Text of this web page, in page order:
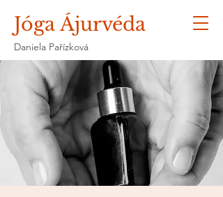
Jóga Ájurvéda
Daniela Pařízková